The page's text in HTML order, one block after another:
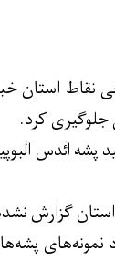
نقاط استان
جلوگیری کرد.
آئدس
گزارش
نمونه‌های